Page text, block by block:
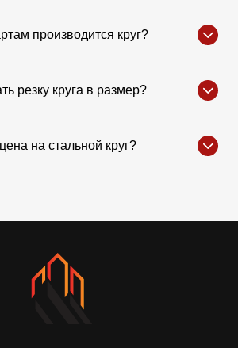
производится круг?
резку круга в размер?
на стальной круг?